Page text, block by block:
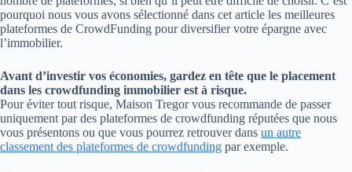
pourquoi nous vous avons sélectionné dans cet article les meilleures
plateformes de CrowdFunding pour diversifier votre épargne avec
l’immobilier.
Avant d’investir vos économies, gardez en tête que le placement
dans les crowdfunding immobilier est à risque.
Pour éviter tout risque, Maison Tregor vous recommande de passer
uniquement par des plateformes de crowdfunding réputées que nous
vous présentons ou que vous pourrez retrouver dans un autre
classement des plateformes de crowdfunding par exemple.